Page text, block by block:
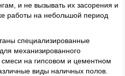
и не вызывать их засорения и
работы на небольшой период
специализированные
механизированного
на гипсовом и цементном
виды наличных полов.